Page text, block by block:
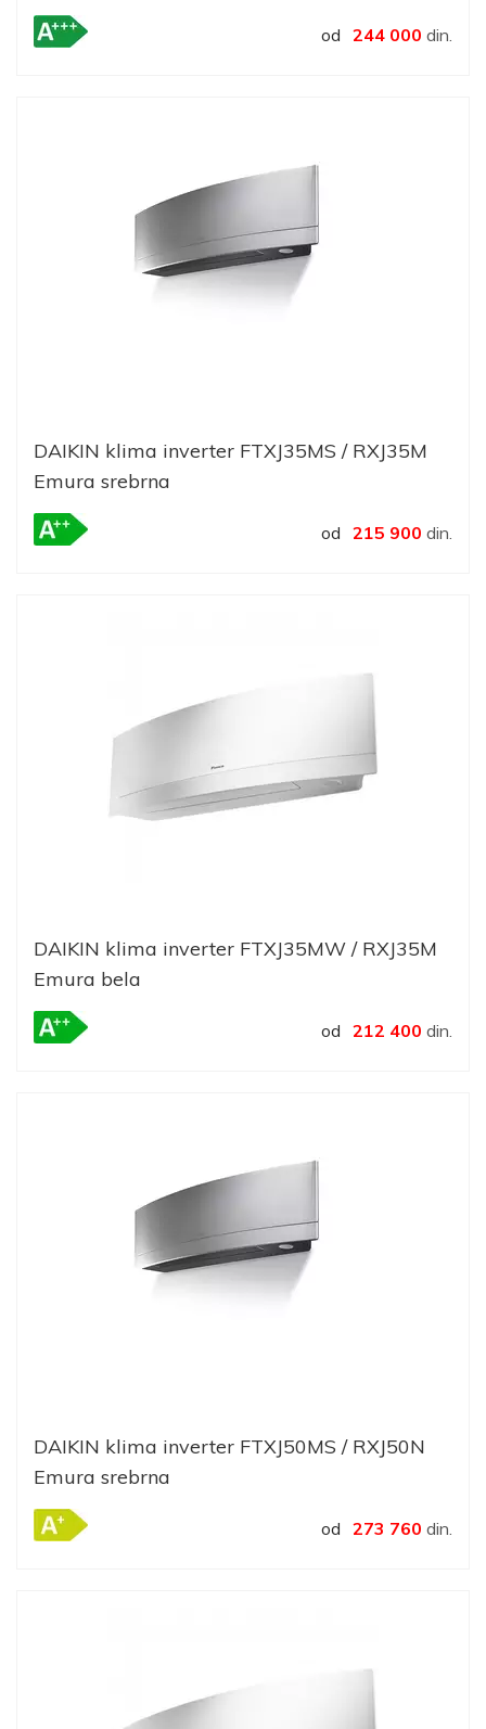
od 244 000 din.
DAIKIN klima inverter FTXJ35MS / RXJ35M
Emura srebrna
od 215 900 din.
DAIKIN klima inverter FTXJ35MW / RXJ35M
Emura bela
od 212 400 din.
DAIKIN klima inverter FTXJ50MS / RXJ50N
Emura srebrna
od 273 760 din.